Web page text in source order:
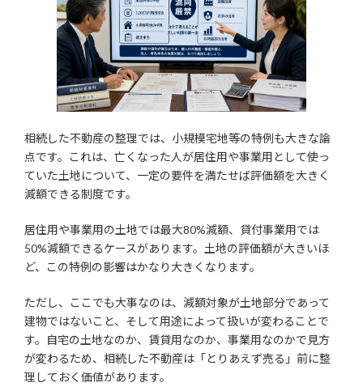
相続した不動産の整理では、小規模宅地等の特例も大きな論
点です。これは、亡くなった人が居住用や事業用として使っ
ていた土地について、一定の要件を満たせば評価額を大きく
減額できる制度です。
居住用や事業用の土地では最大80%減額、貸付事業用では
50%減額できるケースがあります。土地の評価額が大きいほ
ど、この特例の影響はかなり大きくなります。
ただし、ここでも大事なのは、減額対象が土地部分であって
建物ではないこと、そして用途によって扱いが変わることで
す。自宅の土地なのか、賃貸用なのか、事業用なのかで見方
が変わるため、相続した不動産は「とりあえず売る」前に整
理しておく価値があります。